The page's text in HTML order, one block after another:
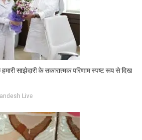
साझेदारी के सकारात्मक परिणाम स्पष्ट रूप से दिख
Live